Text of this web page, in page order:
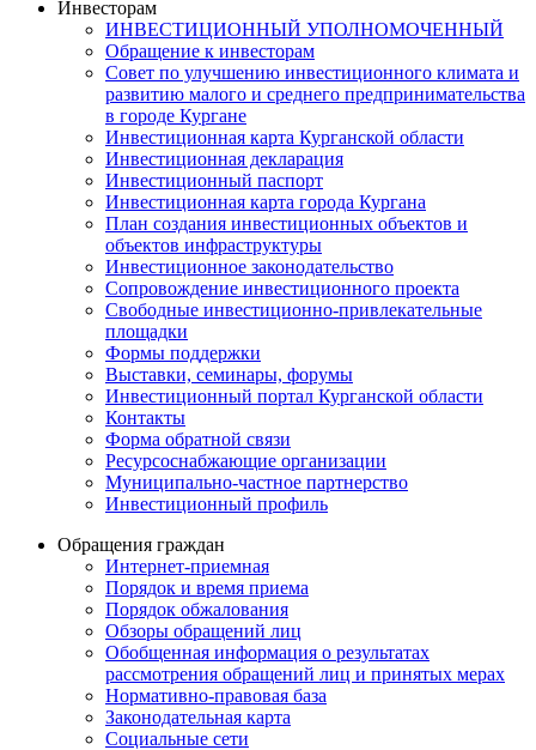
Инвесторам
ИНВЕСТИЦИОННЫЙ УПОЛНОМОЧЕННЫЙ
Обращение к инвесторам
Совет по улучшению инвестиционного климата и
развитию малого и среднего предпринимательства
в городе Кургане
Инвестиционная карта Курганской области
Инвестиционная декларация
Инвестиционный паспорт
Инвестиционная карта города Кургана
План создания инвестиционных объектов и
объектов инфраструктуры
Инвестиционное законодательство
Сопровождение инвестиционного проекта
Свободные инвестиционно-привлекательные
площадки
Формы поддержки
Выставки, семинары, форумы
Инвестиционный портал Курганской области
Контакты
Форма обратной связи
Ресурсоснабжающие организации
Муниципально-частное партнерство
Инвестиционный профиль
Обращения граждан
Интернет-приемная
Порядок и время приема
Порядок обжалования
Обзоры обращений лиц
Обобщенная информация о результатах
рассмотрения обращений лиц и принятых мерах
Нормативно-правовая база
Законодательная карта
Социальные сети